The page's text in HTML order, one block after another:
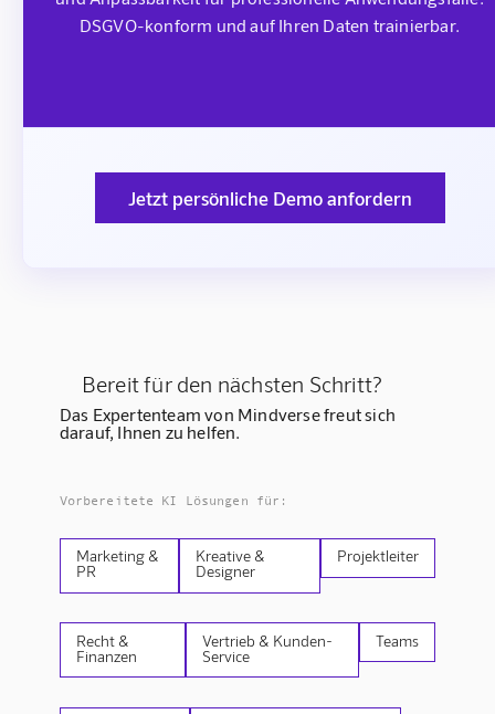
DSGVO-konform und auf Ihren Daten trainierbar.
Jetzt persönliche Demo anfordern
Bereit für den nächsten Schritt?
Das Expertenteam von Mindverse freut sich
darauf, Ihnen zu helfen.
Vorbereitete KI Lösungen für:
Marketing &
PR
Kreative &
Designer
Projektleiter
Recht &
Finanzen
Vertrieb & Kunden-
Service
Teams